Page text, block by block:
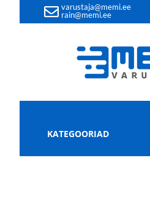
varustaja@memi.ee
rain@memi.ee
KATEGOORIAD